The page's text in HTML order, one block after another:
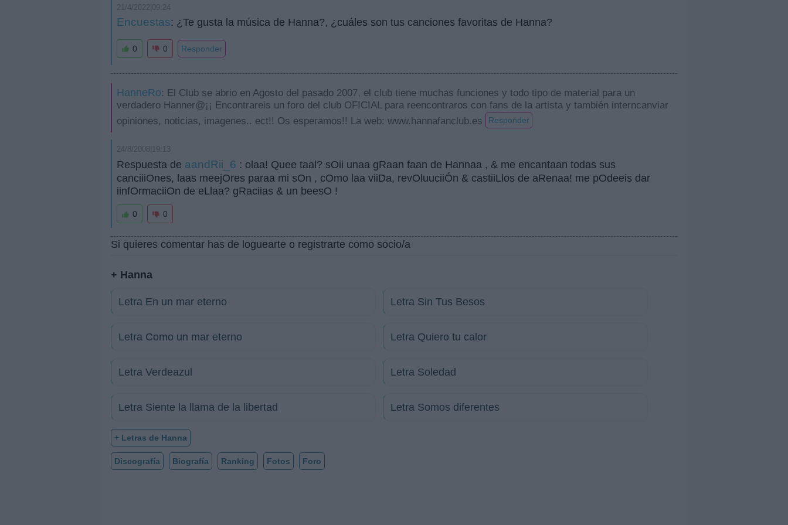
21/4/2022|09:24
Encuestas: ¿Te gusta la música de Hanna?, ¿cuáles son tus canciones favoritas de Hanna?
0 0 Responder
HanneRo: El Club se abrio en Agosto del pasado 2007, el club tiene muchas funciones y todo tipo de material para un
verdadero Hanner@¡¡ Encontrareis un foro del club OFICIAL para reencontraros con fans de la artista y también interncanviar
opiniones, noticias, imagenes.. ect!! Os esperamos!! La web: www.hannafanclub.es
Responder
24/8/2008|19:13
Respuesta de aandRii_6 : olaa! Quee taal? sOii unaa gRaan faan de Hannaa , & me encantaan todas sus
canciiiOnes, laas meejOres paraa mi sOn , cOmo laa viiDa, revOluuciiÓn & castiiLlos de aRenaa! me pOdeeis dar
iinfOrmaciiOn de eLlaa? gRaciias & un beesO !
0 0
Si quieres comentar has de loguearte o registrarte como socio/a
+ Hanna
Letra En un mar eterno Letra Sin Tus Besos
Letra Como un mar eterno Letra Quiero tu calor
Letra Verdeazul Letra Soledad
Letra Siente la llama de la libertad Letra Somos diferentes
+ Letras de Hanna
Discografía Biografía Ranking Fotos Foro